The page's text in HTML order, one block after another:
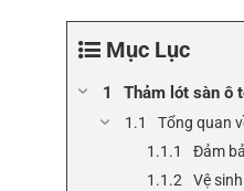
Mục Lục
Thảm lót sàn ô
Tổng quan
Đảm
Vệ